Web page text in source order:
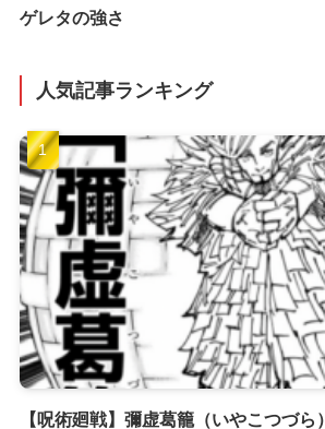
ゲレタの強さ
人気記事ランキング
【呪術廻戦】彌虚葛籠（いやこつづら）